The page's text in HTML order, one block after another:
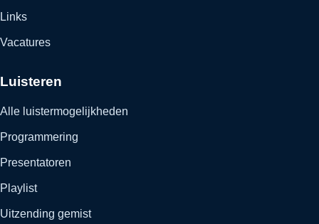
Links
Vacatures
Luisteren
Alle luistermogelijkheden
Programmering
Presentatoren
Playlist
Uitzending gemist